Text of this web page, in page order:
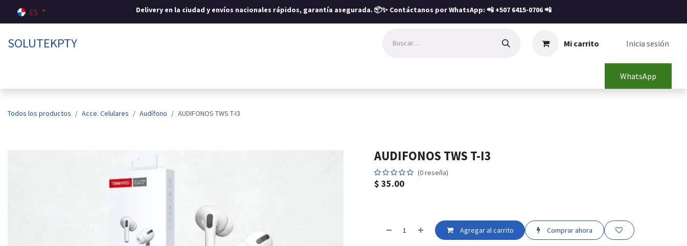
ES Delivery en la ciudad y envíos nacionales rápidos, garantía asegurada. 📦✨ Contáctanos por WhatsApp: 📲 +507 6415-0706📲
SOLUTEKPTY Mi carrito Inicia sesión
WhatsApp
Todos los productos Acce. Celulares Audífono AUDIFONOS TWS T-I3
AUDIFONOS TWS T-I3
(0 reseña)
$ 35.00
Agregar al carrito Comprar ahora